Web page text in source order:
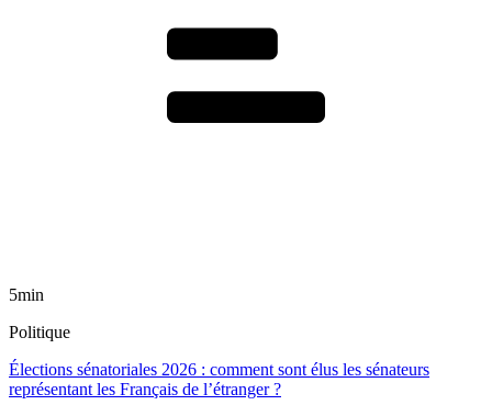
5min
Politique
Élections sénatoriales 2026 : comment sont élus les sénateurs
représentant les Français de l’étranger ?